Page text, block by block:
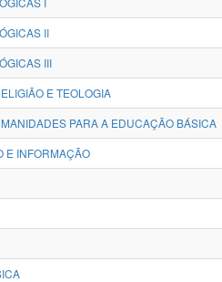
II
III
E TEOLOGIA
PARA A EDUCAÇÃO BÁSICA
E INFORMAÇÃO